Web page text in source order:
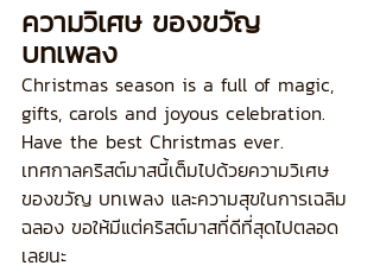
ความวิเศษ ของขวัญ
บทเพลง
Christmas season is a full of magic,
gifts, carols and joyous celebration.
Have the best Christmas ever.
เทศกาลคริสต์มาสนี้เต็มไปด้วยความวิเศษ
ของขวัญ บทเพลง และความสุขในการเฉลิม
ฉลอง ขอให้มีแต่คริสต์มาสที่ดีที่สุดไปตลอด
เลยนะ